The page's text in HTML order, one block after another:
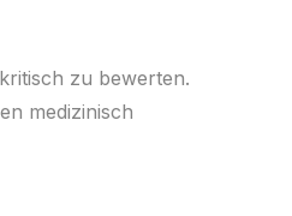
zu bewerten.
medizinisch